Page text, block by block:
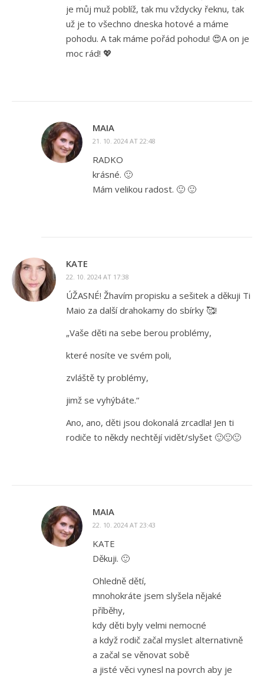
je můj muž poblíž, tak mu vždycky řeknu, tak
už je to všechno dneska hotové a máme
pohodu. A tak máme pořád pohodu! 😍A on je
moc rád! 💖
MAIA
21. 10. 2024 AT 22:48
RADKO
krásné. 🙂
Mám velikou radost. 🙂 🙂
KATE
22. 10. 2024 AT 17:38
ÚŽASNÉ! Žhavím propisku a sešitek a děkuji Ti
Maio za další drahokamy do sbírky 🥰!
„Vaše děti na sebe berou problémy,
které nosíte ve svém poli,
zvláště ty problémy,
jimž se vyhýbáte.“
Ano, ano, děti jsou dokonalá zrcadla! Jen ti
rodiče to někdy nechtějí vidět/slyšet 🙂🙂🙂
MAIA
22. 10. 2024 AT 23:43
KATE
Děkuji. 🙂
Ohledně dětí,
mnohokráte jsem slyšela nějaké
příběhy,
kdy děti byly velmi nemocné
a když rodič začal myslet alternativně
a začal se věnovat sobě
a jisté věci vynesl na povrch aby je